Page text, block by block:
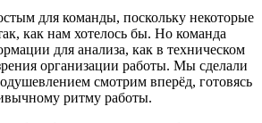
для команды, поскольку некоторые
как нам хотелось бы. Но команда
для анализа, как в техническом
организации работы. Мы сделали
смотрим вперёд, готовясь
ритму работы.